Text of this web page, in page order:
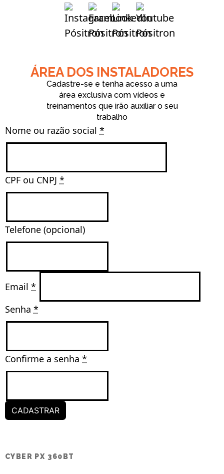
ÁREA DOS INSTALADORES
Cadastre-se e tenha acesso a uma
área exclusiva com vídeos e
treinamentos que irão auxiliar o seu
trabalho
Nome ou razão social *
CPF ou CNPJ *
Telefone (opcional)
Email *
Senha *
Confirme a senha *
CADASTRAR
CYBER PX 360BT